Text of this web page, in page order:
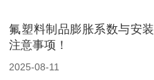
氟塑料制品膨胀系数与安装
注意事项！
2025-08-11